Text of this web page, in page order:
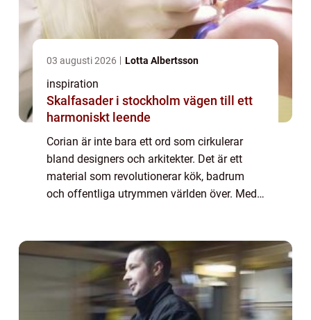
03 augusti 2026 Lotta Albertsson
inspiration
Skalfasader i stockholm vägen till ett
harmoniskt leende
Corian är inte bara ett ord som cirkulerar
bland designers och arkitekter. Det är ett
material som revolutionerar kök, badrum
och offentliga utrymmen världen över. Med